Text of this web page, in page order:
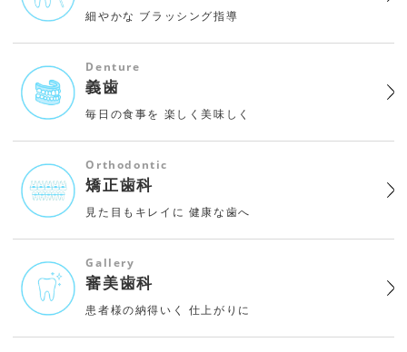
細やかな ブラッシング指導
Denture
義歯
毎日の食事を 楽しく美味しく
Orthodontic
矯正歯科
見た目もキレイに 健康な歯へ
Gallery
審美歯科
患者様の納得いく 仕上がりに